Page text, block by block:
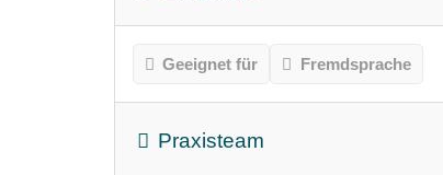
Geeignet für Fremdsprache
Praxisteam